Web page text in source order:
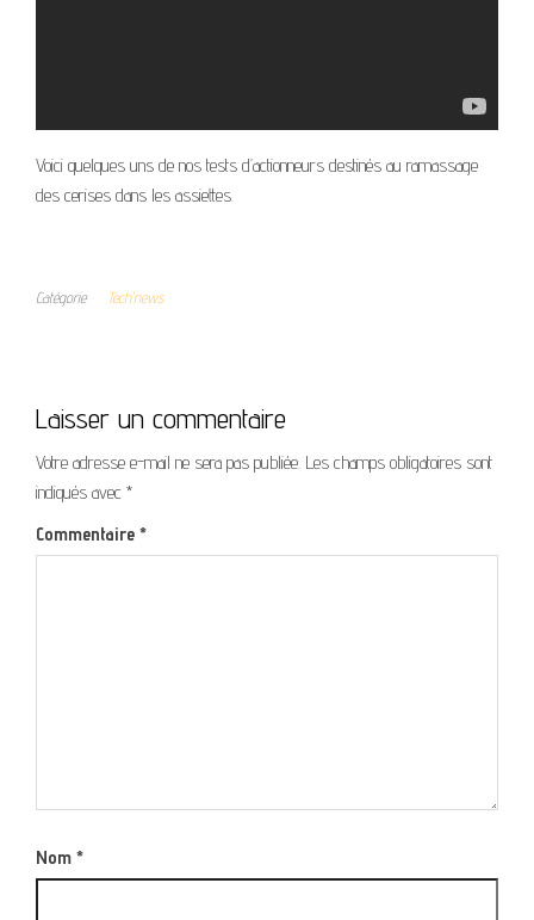
Voici quelques uns de nos tests d’actionneurs destinés au ramassage
des cerises dans les assiettes.
Catégorie Tech'news
Laisser un commentaire
Votre adresse e-mail ne sera pas publiée. Les champs obligatoires sont
indiqués avec *
Commentaire *
Nom *